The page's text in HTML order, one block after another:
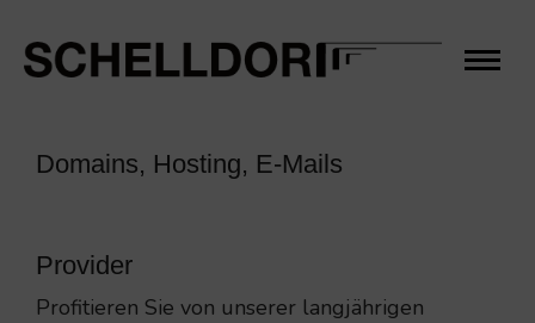
Domains, Hosting, E-Mails
Provider
Profitieren Sie von unserer langjährigen